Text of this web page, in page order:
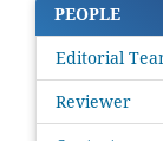
PEOPLE
Editorial
Reviewer